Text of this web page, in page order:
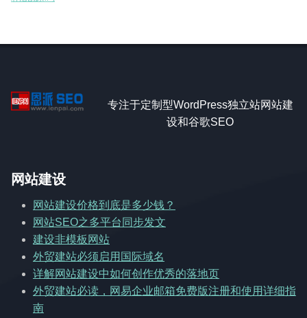
专注于定制型WordPress独立站网站建
设和谷歌SEO
网站建设
网站建设价格到底是多少钱？
网站SEO之多平台同步发文
建设非模板网站
外贸建站必须启用国际域名
详解网站建设中如何创作优秀的落地页
外贸建站必读，网易企业邮箱免费版注册和使用详细指
南